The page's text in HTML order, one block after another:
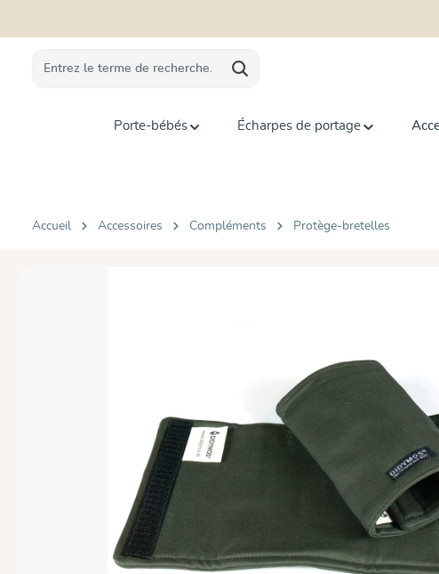
Porte-bébés Écharpes de portage
Accueil Accessoires Compléments Protège-bretelles